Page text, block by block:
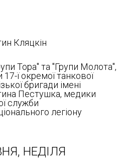
Кляцкін
Тора" та "Групи Молота",
17-ї окремої танкової
бригади імені
Пестушка, медики
служби
легіону
НЕДІЛЯ